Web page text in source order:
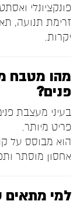
פונקציונלי
זרימת תנועה,
יקרות.
מהו מטבח
פנים?
בעיני מעצבת
פריט מיותר.
הוא מבוסס על
אחסון מוסתר
למי מתאים